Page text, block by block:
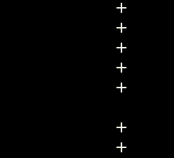






